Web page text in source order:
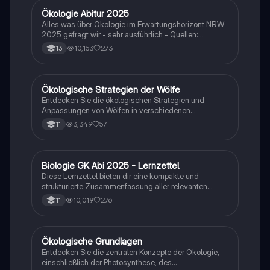
Biologie
Ökologie Abitur 2025
Alles was über Ökologie im Erwartungshorizont NRW
2025 gefragt wir - sehr ausführlich - Quellen:
SimpleClub, Unterricht, StudyFlix
13 10,153 273
Biologie
Ökologische Strategien der Wölfe
Entdecken Sie die ökologischen Strategien und
Anpassungen von Wölfen in verschiedenen
Lebensräumen. Diese Klausur behandelt die
Anatomie, Lebensräume und sozialen Strukturen der
Studierende, die sich auf Ökologie und
Tieranpassungen konzentrieren. (Klausur, 15 Punkte)
11 3,349 57
Biologie
Biologie GK Abi 2025 - Lernzettel
Diese Lernzettel bieten dir eine kompakte und
strukturierte Zusammenfassung aller relevanten
Themen für das Biologie-Abitur 2025. Alle Inhalte
sind klar gegliedert, verständlich formuliert und ideal
11 10,019 276
Biologie
Ökologische Grundlagen
Entdecken Sie die zentralen Konzepte der Ökologie,
einschließlich der Photosynthese, des